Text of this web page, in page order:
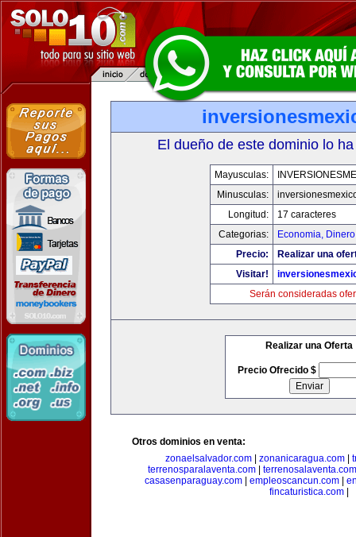
El dueño de este dominio lo
Mayusculas:
Minusculas:
Longitud:
17 caracteres
Categorias:
Economia,
Precio:
Realizar una
Visitar!
Serán consideradas
Realizar una Oferta
Precio Ofrecido $
Otros dominios en venta:
zonaelsalvador.com| zonanicaragua.com|
terrenosparalaventa.com
terrenosalaventa.com
casasenparaguay.com| empleoscancun.com|
fincaturistica.com